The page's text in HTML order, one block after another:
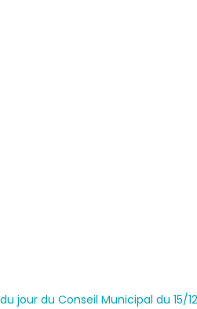
jour du Conseil Municipal du 15/